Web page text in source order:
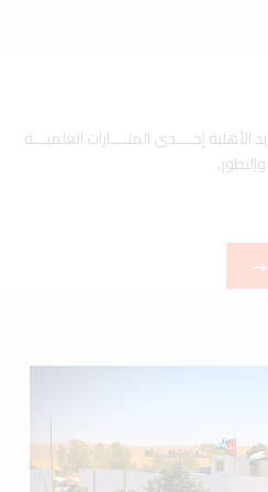
الأهلية إحــــدى المنــــارات العلميـــة